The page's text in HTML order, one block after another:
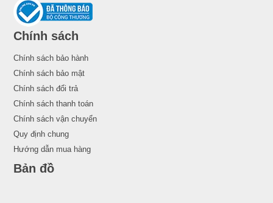
Chính sách
Chính sách bảo hành
Chính sách bảo mật
Chính sách đổi trả
Chính sách thanh toán
Chính sách vận chuyển
Quy định chung
Hướng dẫn mua hàng
Bản đồ